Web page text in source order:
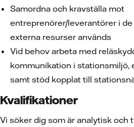
Samordna och kravställa mot
entreprenörer/leverantörer i
externa resurser används
Vid behov arbeta med
kommunikation i stationsmiljö,
samt stöd kopplat till
Kvalifikationer
Vi söker dig som är analytisk och